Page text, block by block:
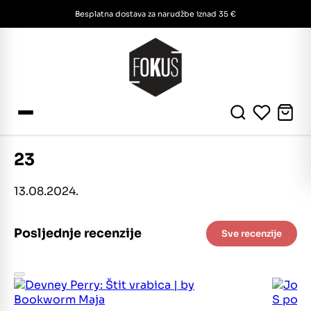
Besplatna dostava za narudžbe iznad 35 €
23
13.08.2024.
Posljednje recenzije Sve recenzije